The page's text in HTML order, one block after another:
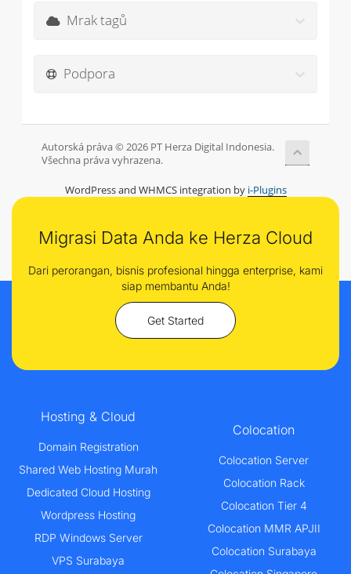
Mrak tagů
Podpora
Autorská práva © 2026 PT Herza Digital Indonesia.
Všechna práva vyhrazena.
WordPress and WHMCS integration by i-Plugins
Migrasi Data Anda ke Herza Cloud
Dari perorangan, bisnis profesional hingga enterprise, kami
siap membantu Anda!
Get Started
Hosting & Cloud
Domain Registration
Shared Web Hosting Murah
Dedicated Cloud Hosting
Wordpress Hosting
RDP Windows Server
VPS Surabaya
Colocation
Colocation Server
Colocation Rack
Colocation Tier 4
Colocation MMR APJII
Colocation Surabaya